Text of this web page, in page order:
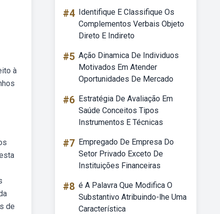
à
de
#4 Identifique E Classifique Os
Complementos Verbais Objeto
Direto E Indireto
#5 Ação Dinamica De Individuos
Motivados Em Atender
Oportunidades De Mercado
#6 Estratégia De Avaliação Em
Saúde Conceitos Tipos
Instrumentos E Técnicas
#7 Empregado De Empresa Do
Setor Privado Exceto De
Instituições Financeiras
#8 é A Palavra Que Modifica O
Substantivo Atribuindo-lhe Uma
Característica